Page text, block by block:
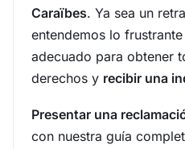
Caraïbes. Ya sea un
entendemos lo
adecuado para obtener
derechos y recibir una
Presentar una
con nuestra guía